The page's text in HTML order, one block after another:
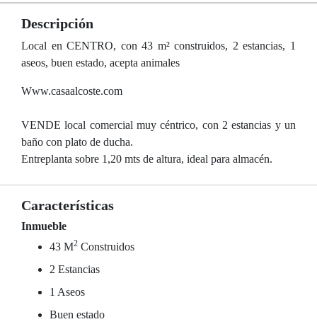
Descripción
Local en CENTRO, con 43 m² construidos, 2 estancias, 1
aseos, buen estado, acepta animales
Www.casaalcoste.com
VENDE local comercial muy céntrico, con 2 estancias y un
baño con plato de ducha.
Entreplanta sobre 1,20 mts de altura, ideal para almacén.
Características
Inmueble
43 M2 Construidos
2 Estancias
1 Aseos
Buen estado